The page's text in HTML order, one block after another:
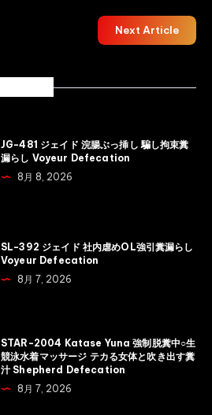
Next Article
JG-481 ジェイド 浣腸ぶっ挿し 騙し拘束糞
漏らし Voyeur Defecation
8月 8, 2026
SL-392 ジェイド 社内虐めOL強引糞漏らし
Voyeur Defecation
8月 7, 2026
STAR-2004 Katase Yuna 強制脱糞中○生
競泳水着マッサージ テカる女体と吹き出す糞
汁 Shepherd Defecation
8月 7, 2026